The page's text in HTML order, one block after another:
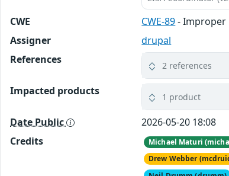
CWE CWE-89- Improper
Assigner
drupal
References
2 references
Impacted products 1 product
Date Public
2026-05-20 18:08
Credits
Michael Maturi
Drew Webber